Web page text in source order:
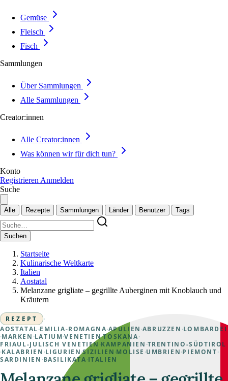
Gemüse
Fleisch
Fisch
Sammlungen
Über Sammlungen
Alle Sammlungen
Creator:innen
Alle Creator:innen
Was können wir für dich tun?
Konto
Registrieren Anmelden
Suche
Alle Rezepte Sammlungen Länder Benutzer Tags
Suchen
Startseite
Kulinarische Weltkarte
Italien
Aostatal
Melanzane grigliate – gegrillte Auberginen mit Knoblauch und
Kräutern
REZEPT
·
AOSTATAL ·EMILIA-ROMAGNA ·APULIEN ·ABRUZZEN ·LOMBARDEI
·MARKEN ·LATIUM·VENETIEN·TOSKANA ·
FRIAUL-JULISCH VENETIEN ·KAMPANIEN ·TRENTINO-SÜDTIROL
·KALABRIEN ·LIGURIEN·SIZILIEN ·MOLISE ·UMBRIEN ·PIEMONT ·
SARDINIEN ·BASILIKATA ·ITALIEN